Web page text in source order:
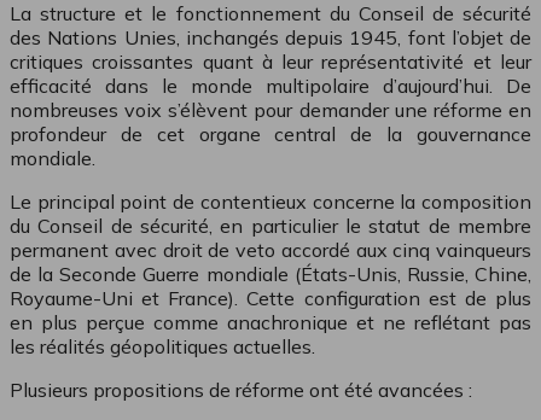
La structure et le fonctionnement du Conseil de sécurité
des Nations Unies, inchangés depuis 1945, font l’objet de
critiques croissantes quant à leur représentativité et leur
efficacité dans le monde multipolaire d’aujourd’hui. De
nombreuses voix s’élèvent pour demander une réforme en
profondeur de cet organe central de la gouvernance
mondiale.
Le principal point de contentieux concerne la composition
du Conseil de sécurité, en particulier le statut de membre
permanent avec droit de veto accordé aux cinq vainqueurs
de la Seconde Guerre mondiale (États-Unis, Russie, Chine,
Royaume-Uni et France). Cette configuration est de plus
en plus perçue comme anachronique et ne reflétant pas
les réalités géopolitiques actuelles.
Plusieurs propositions de réforme ont été avancées :